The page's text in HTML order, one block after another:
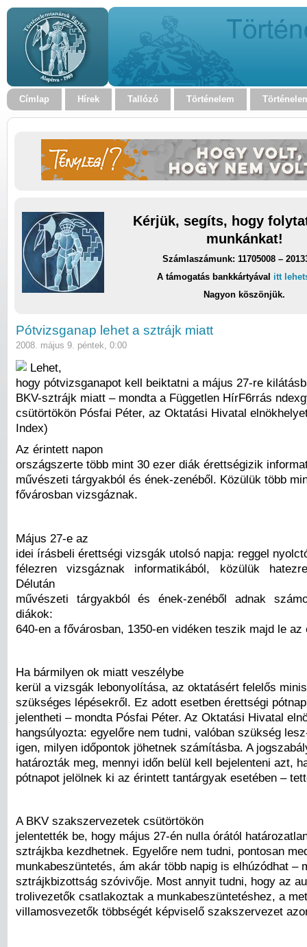
Címlap Hírek Tallózó Történelem
Kérjük, segíts, hogy
munkánkat!
Számlaszámunk: 11705008 –
A támogatás bankkártyával itt
Nagyon köszönjük.
Pótvizsganap lehet a sztrájk miatt
2008. május 9. péntek, 0:00
Lehet,
hogy pótvizsganapot kell beiktatni a május 27-re
BKV-sztrájk miatt – mondta a Független HírF6rrás
csütörtökön Pósfai Péter, az Oktatási Hivatal
Index)
Az érintett napon
országszerte több mint 30 ezer diák érettségizik
művészeti tárgyakból és ének-zenéből. Közülük több
fővárosban vizsgáznak.
Május 27-e az
idei írásbeli érettségi vizsgák utolsó napja: reggel
félezren vizsgáznak informatikából, közülük
Délután
művészeti tárgyakból és ének-zenéből adnak
diákok:
640-en a fővárosban, 1350-en vidéken teszik majd le az
Ha bármilyen ok miatt veszélybe
kerül a vizsgák lebonyolítása, az oktatásért felelős
szükséges lépésekről. Ez adott esetben érettségi
jelentheti – mondta Pósfai Péter. Az Oktatási Hivatal
hangsúlyozta: egyelőre nem tudni, valóban szükség
igen, milyen időpontok jöhetnek számításba. A
határozták meg, mennyi időn belül kell bejelenteni azt,
pótnapot jelölnek ki az érintett tantárgyak esetében –
A BKV szakszervezetek csütörtökön
jelentették be, hogy május 27-én nulla órától
sztrájkba kezdhetnek. Egyelőre nem tudni, pontosan
munkabeszüntetés, ám akár több napig is elhúzódhat –
sztrájkbizottság szóvivője. Most annyit tudni, hogy az
trolivezetők csatlakoztak a munkabeszüntetéshez, a
villamosvezetők többségét képviselő szakszervezet